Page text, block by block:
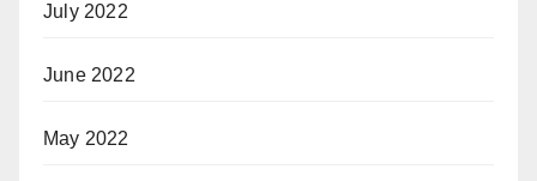
July 2022
June 2022
May 2022